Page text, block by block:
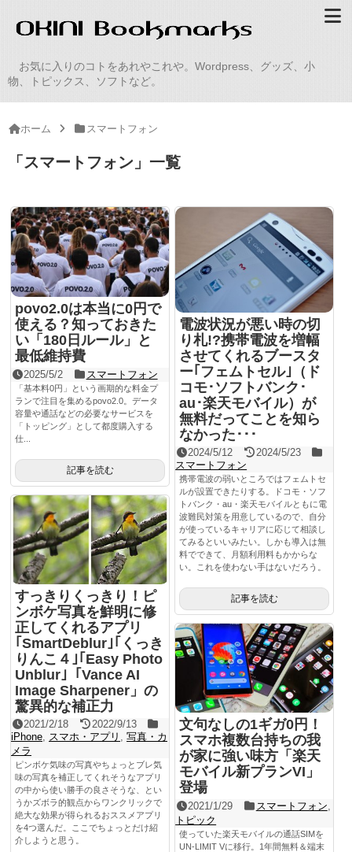
お気に入りのコトをあれやこれや。Wordpress、グッズ、小
物、トピックス、ソフトなど。
ホーム スマートフォン
「 スマートフォン 」 一覧
povo2.0は本当に0円で
使える？知っておきた
い「180日ルール」と
最低維持費
2025/5/2 スマートフォン
「基本料0円」という画期的な料金プ
ランで注目を集めるpovo2.0。データ
容量や通話などの必要なサービスを
「トッピング」として都度購入する
仕...
記事を読む
電波状況が悪い時の切
り札!?携帯電波を増幅
させてくれるブースタ
ー｢フェムトセル｣（ド
コモ･ソフトバンク･
au･楽天モバイル）が
無料だってことを知ら
なかった･･･
2024/5/12
2024/5/23
スマートフォン
携帯電波の弱いところではフェムトセ
ルが設置できたりする。ドコモ・ソフ
トバンク・au・楽天モバイルともに電
波難民対策を用意しているので、自分
が使っているキャリアに応じて相談し
てみるといいみたい。しかも導入は無
料でできて、月額利用料もかからな
い。これを使わない手はないだろう。
記事を読む
すっきりくっきり！ピ
ンボケ写真を鮮明に修
正してくれるアプリ
｢SmartDeblur｣｢くっき
りんこ４｣｢Easy Photo
Unblur｣「Vance AI
Image Sharpener」の
驚異的な補正力
2021/2/18
2022/9/13
iPhone
スマホ・アプリ
写真・カ
メラ
ピンボケ気味の写真やちょっとブレ気
味の写真を補正してくれそうなアプリ
の中から使い勝手の良さそうな、とい
うかズボラ的観点からワンクリックで
絶大な効果が得られるおススメアプリ
を4つ選んだ。ここでちょっとだけ紹
介しようと思う。
文句なしの1ギガ0円！
スマホ複数台持ちの我
が家に強い味方「楽天
モバイル新プランVI」
登場
2021/1/29 スマートフォン
トピック
使っていた楽天モバイルの通話SIMを
UN-LIMIT Vに移行。1年間無料＆端末